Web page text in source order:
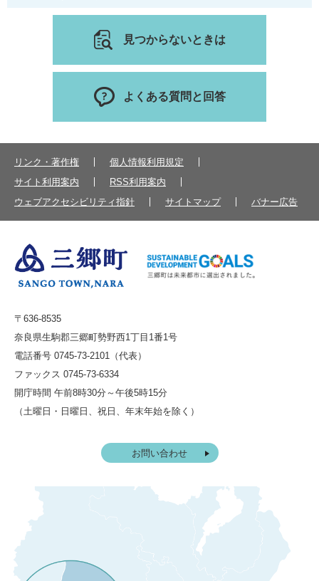
見つからないときは
よくある質問と回答
リンク・著作権
個人情報利用規定
サイト利用案内
RSS利用案内
ウェブアクセシビリティ指針
サイトマップ バナー広告
〒636-8535
奈良県生駒郡三郷町勢野西1丁目1番1号
電話番号 0745-73-2101（代表）
ファックス 0745-73-6334
開庁時間 午前8時30分～午後5時15分
（土曜日・日曜日、祝日、年末年始を除く）
お問い合わせ